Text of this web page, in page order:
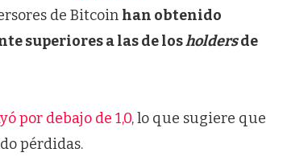
de Bitcoin han obtenido
superiores a las de losholdersde
por debajo de 1,0, lo que sugiere que
pérdidas.